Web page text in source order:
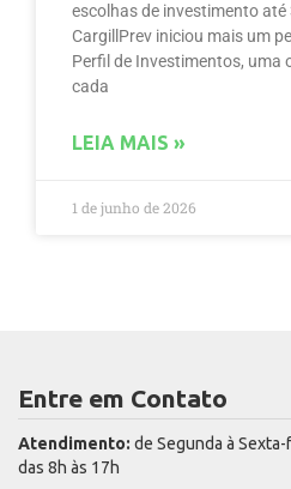
escolhas de investimento até
CargillPrev iniciou mais um
Perfil de Investimentos, uma
cada
LEIA MAIS »
1 de junho de 2026
Entre em Contato
Atendimento: de Segunda à Sexta-
das 8h às 17h